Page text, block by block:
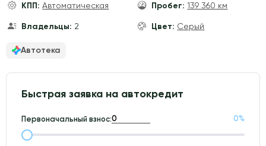
КПП: Автоматическая Пробег: 139 360 км
Владельцы: 2 Цвет: Серый
Автотека
Быстрая заявка на автокредит
Первоначальный взнос: 0%